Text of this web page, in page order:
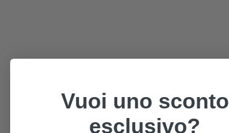
Vuoi uno sconto
esclusivo?